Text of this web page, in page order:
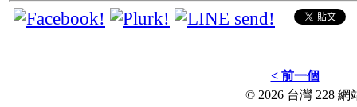
< 前一個
© 2026 台灣 228 網